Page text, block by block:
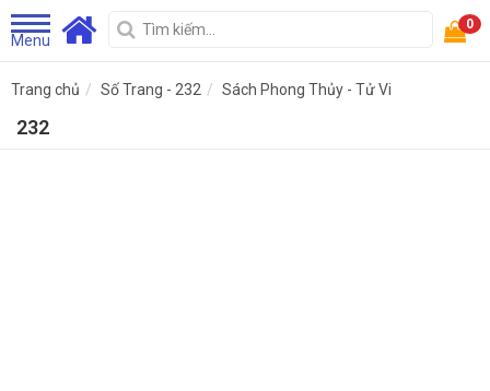
Menu
0
Trang chủ Số Trang - 232 Sách Phong Thủy - Tử Vi
232